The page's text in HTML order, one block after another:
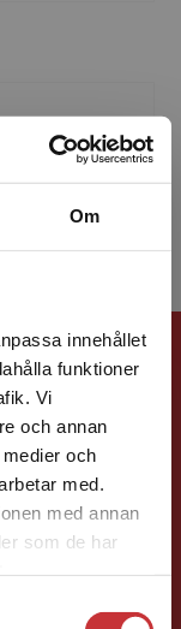
Om
innehållet
funktioner
Vi
och annan
och
med.
med annan
som de har
Sverige.
För
och